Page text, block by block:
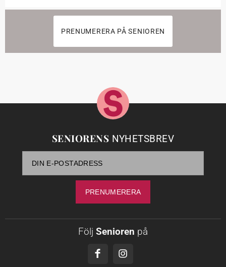
PRENUMERERA PÅ SENIOREN
SENIORENS NYHETSBREV
Följ Senioren på